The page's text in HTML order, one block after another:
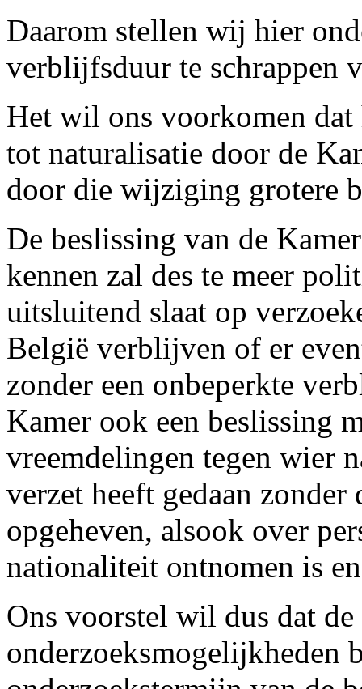
Daarom stellen wij hier
verblijfsduur te schrappen
Het wil ons voorkomen dat
tot naturalisatie door de
door die wijziging grotere
De beslissing van de
kennen zal des te meer
uitsluitend slaat op
België verblijven of er
zonder een onbeperkte
Kamer ook een beslissing
vreemdelingen tegen wier
verzet heeft gedaan
opgeheven, alsook over
nationaliteit ontnomen is
Ons voorstel wil dus dat
onderzoeksmogelijkheden